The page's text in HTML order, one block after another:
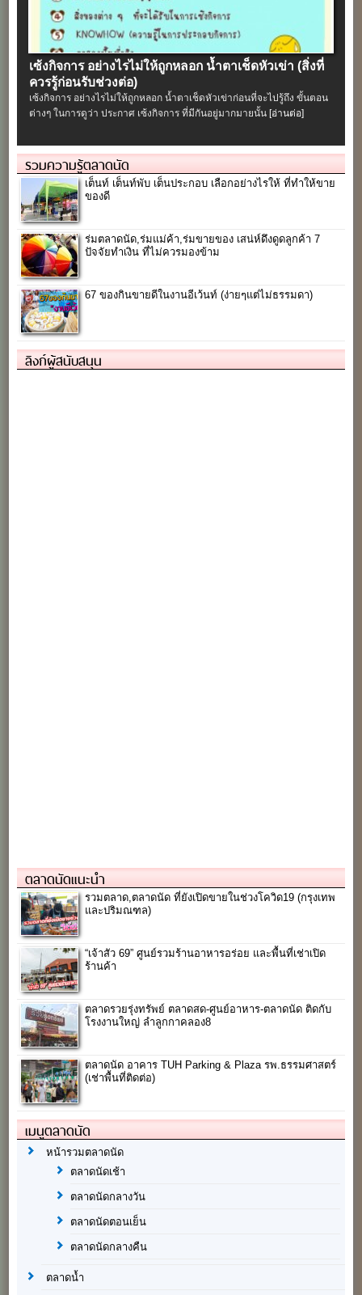
เซ้งกิจการ อย่างไรไม่ให้ถูกหลอก น้ำตาเช็ดหัวเข่า (สิ่งที่
ควรรู้ก่อนรับช่วงต่อ)
เซ้งกิจการ อย่างไรไม่ให้ถูกหลอก น้ำตาเช็ดหัวเข่าก่อนที่จะไปรู้ถึง ขั้นตอน
ต่างๆ ในการดูว่า ประกาศ เซ้งกิจการ ที่มีกันอยู่มากมายนั้น[อ่านต่อ]
รวมความรู้ตลาดนัด
เต็นท์ เต็นท์พับ เต็นประกอบ เลือกอย่างไรให้ ที่ทำให้ขาย
ของดี
ร่มตลาดนัด,ร่มแม่ค้า,ร่มขายของ เสน่ห์ดึงดูดลูกค้า 7
ปัจจัยทำเงิน ที่ไม่ควรมองข้าม
67 ของกินขายดีในงานอีเว้นท์ (ง่ายๆแต่ไม่ธรรมดา)
ลิงก์ผู้สนับสนุน
ตลาดนัดแนะนำ
รวมตลาด,ตลาดนัด ที่ยังเปิดขายในช่วงโควิด19 (กรุงเทพ
และปริมณฑล)
“เจ้าสัว 69” ศูนย์รวมร้านอาหารอร่อย และพื้นที่เช่าเปิด
ร้านค้า
ตลาดรวยรุ่งทรัพย์ ตลาดสด-ศูนย์อาหาร-ตลาดนัด ติดกับ
โรงงานใหญ่ ลำลูกกาคลอง8
ตลาดนัด อาคาร TUH Parking & Plaza รพ.ธรรมศาสตร์
(เช่าพื้นที่ติดต่อ)
เมนูตลาดนัด
หน้ารวมตลาดนัด
ตลาดนัดเช้า
ตลาดนัดกลางวัน
ตลาดนัดตอนเย็น
ตลาดนัดกลางคืน
ตลาดน้ำ